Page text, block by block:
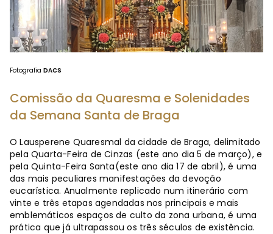
Fotografia DACS
Comissão da Quaresma e Solenidades
da Semana Santa de Braga
O Lausperene Quaresmal da cidade de Braga, delimitado
pela Quarta-Feira de Cinzas (este ano dia 5 de março), e
pela Quinta-Feira Santa(este ano dia 17 de abril), é uma
das mais peculiares manifestações da devoção
eucarística. Anualmente replicado num itinerário com
vinte e três etapas agendadas nos principais e mais
emblemáticos espaços de culto da zona urbana, é uma
prática que já ultrapassou os três séculos de existência.